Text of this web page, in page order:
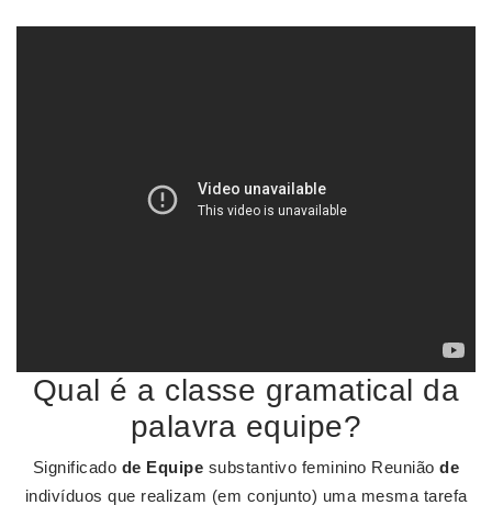
Qual é a classe gramatical da
palavra equipe?
Significado de Equipe substantivo feminino Reuniãode
indivíduos que realizam (em conjunto) uma mesma tarefa